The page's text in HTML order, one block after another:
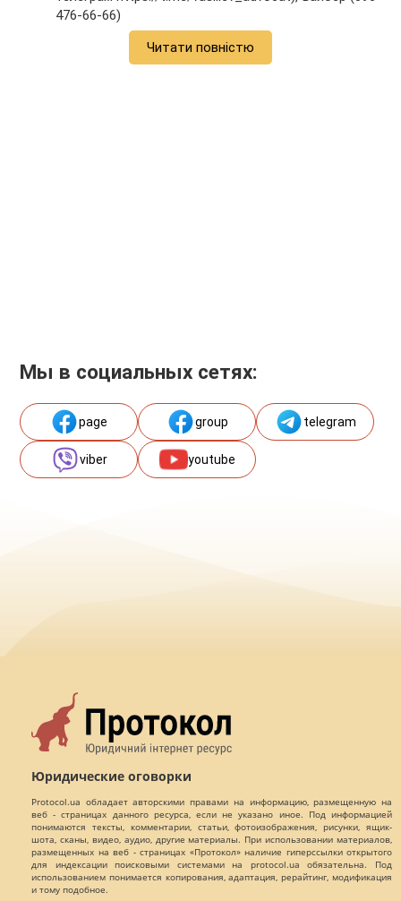
476-66-66)
Читати повністю
Мы в социальных сетях:
page group telegram
viber youtube
Юридические оговорки
Protocol.ua обладает авторскими правами на информацию, размещенную на
веб - страницах данного ресурса, если не указано иное. Под информацией
понимаются тексты, комментарии, статьи, фотоизображения, рисунки, ящик-
шота, сканы, видео, аудио, другие материалы. При использовании материалов,
размещенных на веб - страницах «Протокол» наличие гиперссылки открытого
для индексации поисковыми системами на protocol.ua обязательна. Под
использованием понимается копирования, адаптация, рерайтинг, модификация
и тому подобное.